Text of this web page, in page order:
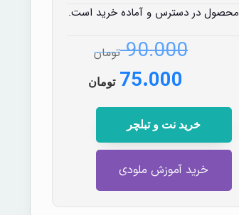
محصول در دسترس و آماده خرید است.
90.000 تومان
75.000 تومان
خرید نت و تبلچر
خرید آموزش ملودی